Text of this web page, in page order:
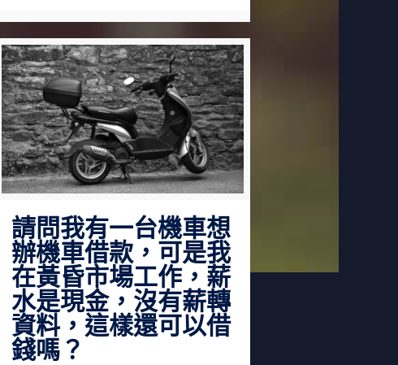
請問我有一台機車想
辦機車借款，可是我
在黃昏市場工作，薪
水是現金，沒有薪轉
資料，這樣還可以借
錢嗎？